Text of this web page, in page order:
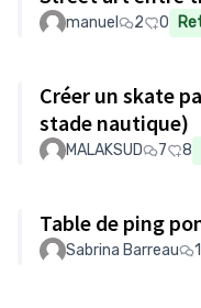
manuel 2 0
Créer un skate
stade nautique)
MALAKSUD 7 8
Table de ping
Sabrina Barreau 1